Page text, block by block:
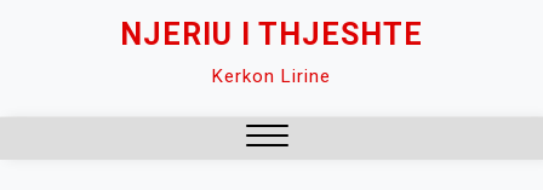
NJERIU I THJESHTE
Kerkon Lirine